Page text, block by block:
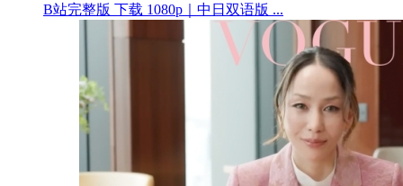
B站完整版 下载 1080p｜中日双语版 ...